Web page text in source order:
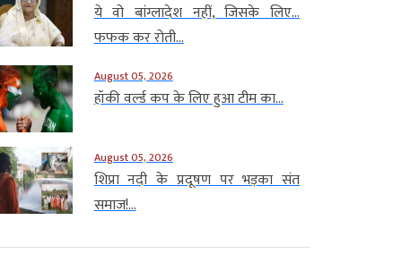
ये वो बांग्लादेश नहीं, जिसके लिए…
फफक कर रोती...
August 05, 2026
हॉकी वर्ल्ड कप के लिए हुआ टीम का...
August 05, 2026
शिप्रा नदी के प्रदूषण पर भड़का संत
समाज!...